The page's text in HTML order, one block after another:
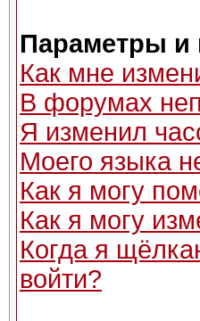
Параметры и
Как мне
В форумах
Я изменил
Моего языка
Как я могу
Как я могу
Когда я
войти?